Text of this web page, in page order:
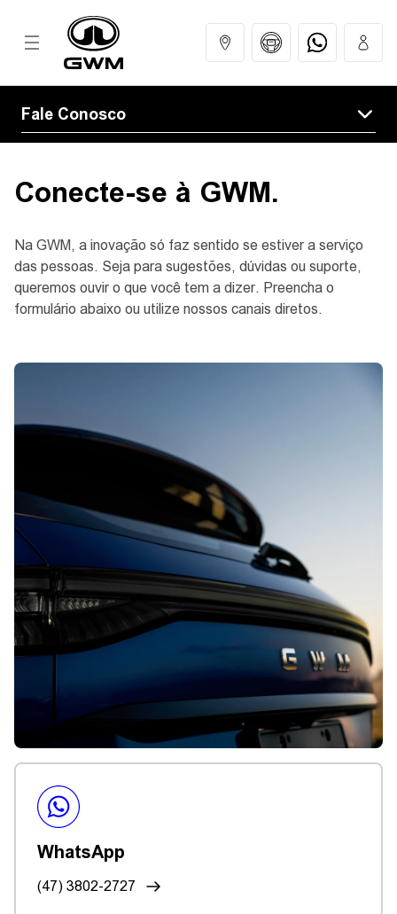
Fale Conosco
GWM EXPERIENCE
CONCESSIONÁRIAS
WhatsApp
Fale Conosco
Conecte-se à GWM.
Na GWM, a inovação só faz sentido se estiver a serviço
das pessoas. Seja para sugestões, dúvidas ou suporte,
queremos ouvir o que você tem a dizer. Preencha o
formulário abaixo ou utilize nossos canais diretos.
WhatsApp
(47) 3802-2727